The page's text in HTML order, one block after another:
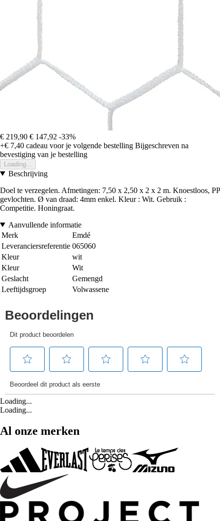
€ 219,90 € 147,92 -33%
+€ 7,40 cadeau voor je volgende bestelling Bijgeschreven na
bevestiging van je bestelling
Loading...
Beschrijving
Doel te verzegelen. Afmetingen: 7,50 x 2,50 x 2 x 2 m. Knoestloos, PP
gevlochten. Ø van draad: 4mm enkel. Kleur : Wit. Gebruik :
Competitie. Honingraat.
Aanvullende informatie
Merk
Emdé
Leveranciersreferentie 065060
Kleur
wit
Kleur
Wit
Geslacht
Gemengd
Leeftijdsgroep
Volwassene
Loading...
Loading...
Al onze merken